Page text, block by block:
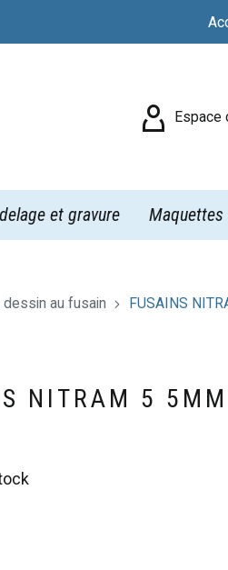
 Espace
et gravure Maquettes
dessin au fusain FUSAINS
NITRAM 5